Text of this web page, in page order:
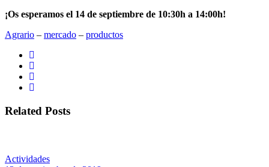
¡Os esperamos el 14 de septiembre de 10:30h a 14:00h!
Agrario ‒ mercado ‒ productos
Related Posts
Actividades